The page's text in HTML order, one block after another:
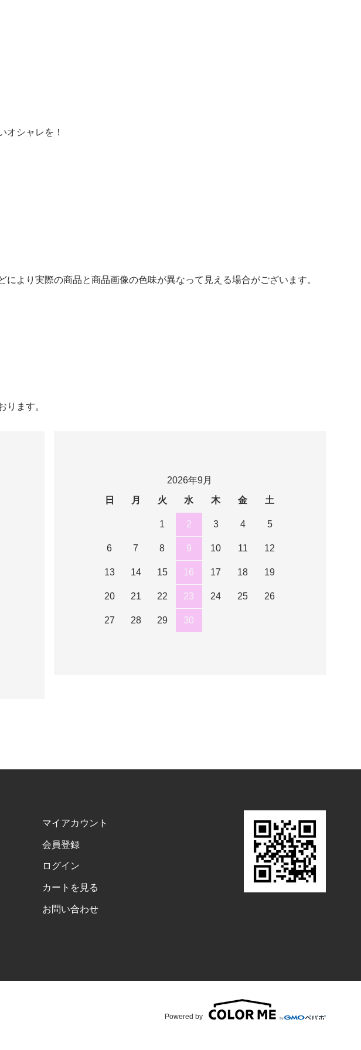
オシャレを！
より実際の商品と商品画像の色味が異なって見える場合がございます。
ります。
2026年9月
日
月 火 水 木 金 土
1 2 3 4 5
6 7 8 9 10 11 12
13 14 15 16 17 18 19
20 21 22 23 24 25 26
27 28 29 30
マイアカウント
会員登録
ログイン
カートを見る
お問い合わせ
Powered by